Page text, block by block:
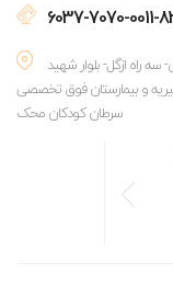
6037-7070-0011-
سه راه ازگل- بلوار شهید
و بیمارستان فوق تخصصی
سرطان کودکان محک